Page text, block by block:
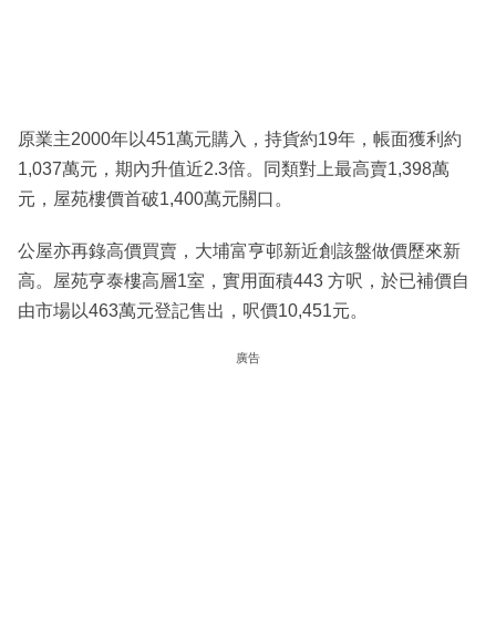
原業主2000年以451萬元購入，持貨約19年，帳面獲利約
1,037萬元，期內升值近2.3倍。同類對上最高賣1,398萬
元，屋苑樓價首破1,400萬元關口。
公屋亦再錄高價買賣，大埔富亨邨新近創該盤做價歷來新
高。屋苑亨泰樓高層1室，實用面積443 方呎，於已補價自
由市場以463萬元登記售出，呎價10,451元。
廣告